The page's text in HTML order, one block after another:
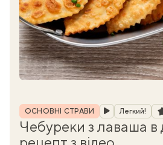
Рубрика
ОСНОВНІ СТРАВИ Легкий!
Чебуреки з лаваша в